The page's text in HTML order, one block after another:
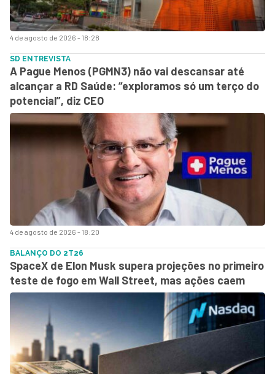
4 de agosto de 2026 - 18:28
4 de agosto de 2026 - 18:20
SD ENTREVISTA
A Pague Menos (PGMN3) não vai descansar até
alcançar a RD Saúde: “exploramos só um terço do
potencial”, diz CEO
BALANÇO DO 2T26
SpaceX de Elon Musk supera projeções no primeiro
teste de fogo em Wall Street, mas ações caem